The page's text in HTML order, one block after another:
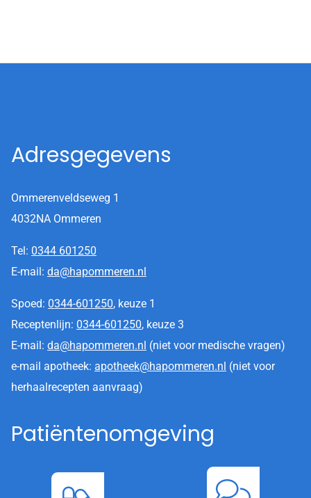
Adresgegevens
Ommerenveldseweg 1
4032NA Ommeren
Tel: 0344 601250
E-mail: da@hapommeren.nl
Spoed: 0344-601250, keuze 1
Receptenlijn: 0344-601250, keuze 3
E-mail: da@hapommeren.nl (niet voor medische vragen)
e-mail apotheek: apotheek@hapommeren.nl (niet voor
herhaalrecepten aanvraag)
Patiëntenomgeving